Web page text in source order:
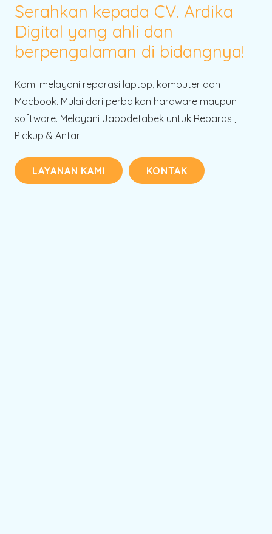
Serahkan kepada CV. Ardika
Digital yang ahli dan
berpengalaman di bidangnya!
Kami melayani reparasi laptop, komputer dan
Macbook. Mulai dari perbaikan hardware maupun
software. Melayani Jabodetabek untuk Reparasi,
Pickup & Antar.
LAYANAN KAMI KONTAK